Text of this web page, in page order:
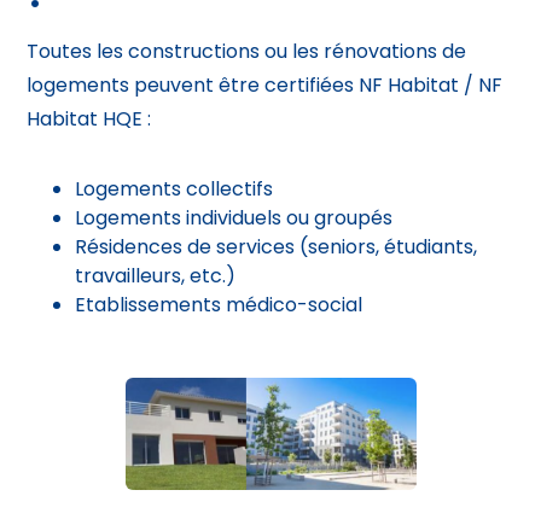
Toutes les constructions ou les rénovations de
logements peuvent être certifiées NF Habitat / NF
Habitat HQE :
Logements collectifs
Logements individuels ou groupés
Résidences de services (seniors, étudiants,
travailleurs, etc.)
Etablissements médico-social